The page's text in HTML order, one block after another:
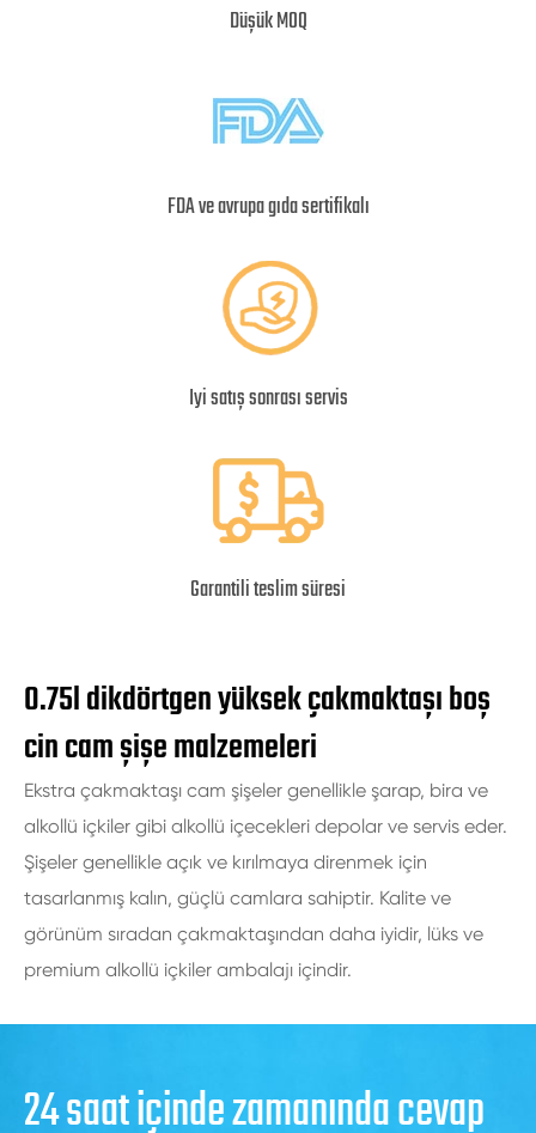
Düşük MOQ
FDA ve avrupa gıda sertifikalı
Iyi satış sonrası servis
Garantili teslim süresi
0.75l dikdörtgen yüksek çakmaktaşı boş
cin cam şişe malzemeleri
Ekstra çakmaktaşı cam şişeler genellikle şarap, bira ve
alkollü içkiler gibi alkollü içecekleri depolar ve servis eder.
Şişeler genellikle açık ve kırılmaya direnmek için
tasarlanmış kalın, güçlü camlara sahiptir. Kalite ve
görünüm sıradan çakmaktaşından daha iyidir, lüks ve
premium alkollü içkiler ambalajı içindir.
24 saat içinde zamanında cevap